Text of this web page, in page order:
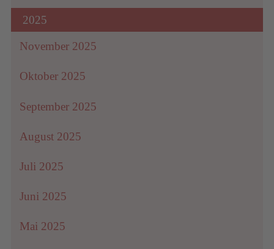
2025
November 2025
Oktober 2025
September 2025
August 2025
Juli 2025
Juni 2025
Mai 2025